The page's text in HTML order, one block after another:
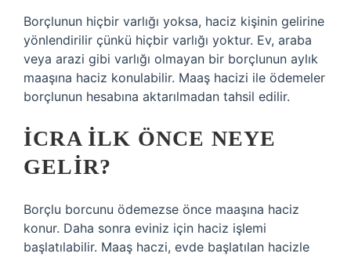
Borçlunun hiçbir varlığı yoksa, haciz kişinin gelirine
yönlendirilir çünkü hiçbir varlığı yoktur. Ev, araba
veya arazi gibi varlığı olmayan bir borçlunun aylık
maaşına haciz konulabilir. Maaş hacizi ile ödemeler
borçlunun hesabına aktarılmadan tahsil edilir.
İCRA ILK ÖNCE NEYE
GELIR?
Borçlu borcunu ödemezse önce maaşına haciz
konur. Daha sonra eviniz için haciz işlemi
başlatılabilir. Maaş haczi, evde başlatılan hacizle